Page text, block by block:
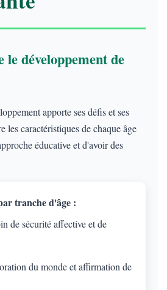
le développement de
apporte ses défis et ses
les caractéristiques de chaque âge
éducative et d'avoir des
tranche d'âge :
de sécurité affective et de
du monde et affirmation de